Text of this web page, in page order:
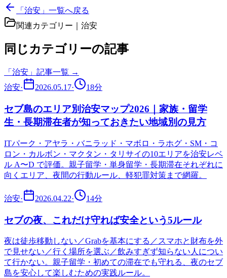
「治安」一覧へ戻る
関連カテゴリー｜ 治安
同じカテゴリーの記事
「 治安 」記事一覧 →
治安· 2026.05.17· 18分
セブ島のエリア別治安マップ2026｜家族・留学
生・長期滞在者が知っておきたい地域別の見方
ITパーク・アヤラ・バニラッド・マボロ・ラホグ・SM・コ
ロン・カルボン・マクタン・タリサイの10エリアを治安レベ
ル A〜D で評価。親子留学・単身留学・長期滞在それぞれに
向くエリア、夜間の行動ルール、軽犯罪対策まで網羅。
治安· 2026.04.22· 14分
セブの夜、これだけ守れば安全という5ルール
夜は徒歩移動しない／Grabを基本にする／スマホと財布を外
で見せない／行く場所を選ぶ／飲みすぎず知らない人につい
て行かない。親子留学・初めての滞在でも守れる、夜のセブ
島を安心して楽しむための実践ルール。